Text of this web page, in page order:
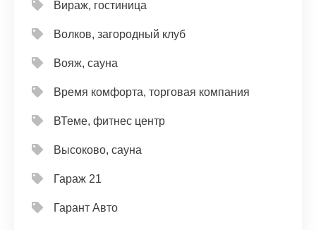
Вираж, гостиница
Волков, загородный клуб
Вояж, сауна
Время комфорта, торговая компания
ВТеме, фитнес центр
Высоково, сауна
Гараж 21
Гарант Авто